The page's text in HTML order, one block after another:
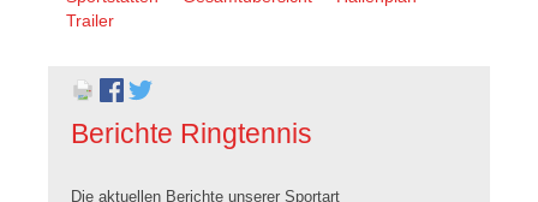
überspringen
Trailer
Berichte Ringtennis
Die aktuellen Berichte unserer Sportart